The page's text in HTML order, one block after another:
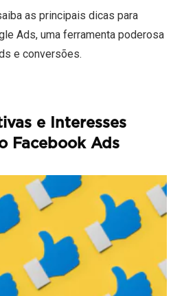
as principais dicas para
Ads, uma ferramenta poderosa
e conversões.
e Interesses
Facebook Ads